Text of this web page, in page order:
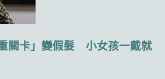
關卡」變假髮 小女孩一戴就